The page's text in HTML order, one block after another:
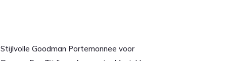
Stijlvolle Goodman Portemonnee voor